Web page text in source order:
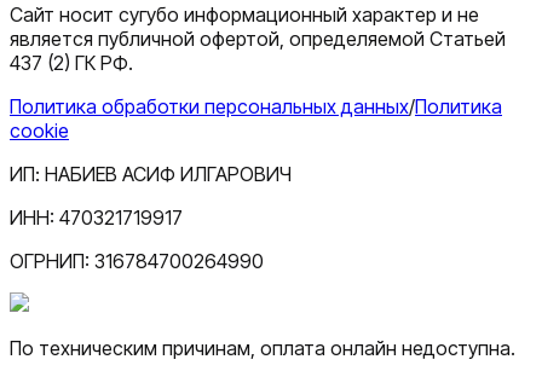
Сайт носит сугубо информационный характер и не
является публичной офертой, определяемой Статьей
437 (2) ГК РФ.
Политика обработки персональных данных/Политика
cookie
ИП: НАБИЕВ АСИФ ИЛГАРОВИЧ
ИНН: 470321719917
ОГРНИП: 316784700264990
По техническим причинам, оплата онлайн недоступна.